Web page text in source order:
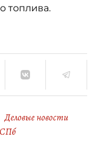
топлива.
Деловые новости